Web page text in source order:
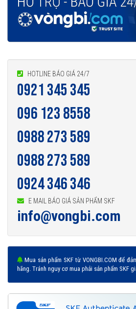
HOTLINE BÁO GIÁ 24/7
0921 345 345
096 123 8558
0988 273 589
0988 273 589
0924 346 346
E MAIL BÁO GIÁ SẢN PHẨM SKF
info@vongbi.com
Mua sản phẩm SKF từ VONGBI.COM để
hãng. Tránh nguy cơ mua phải sản phẩm SKF